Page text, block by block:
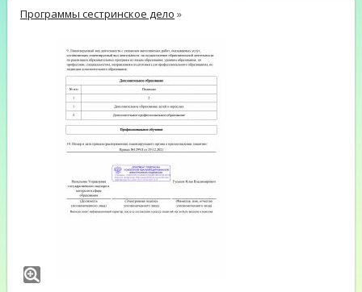
Программы сестринское дело »